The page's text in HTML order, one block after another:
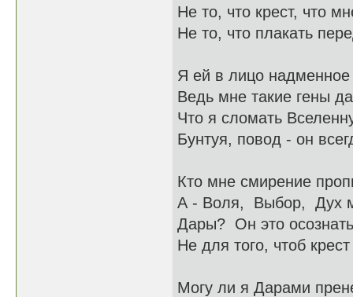
Не то, что крест, что
Не то, что плакать
Я ей в лицо
Ведь мне такие гены
Что я сломать
Бунтуя, повод - он
Кто мне смирение
А - Воля, Выбор, Дух
Дары? Он это
Не для того, чтоб
Могу ли я Дарами